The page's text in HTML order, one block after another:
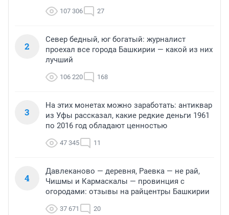
107 306 27
2
Север бедный, юг богатый: журналист
проехал все города Башкирии — какой из них
лучший
106 220 168
3
На этих монетах можно заработать: антиквар
из Уфы рассказал, какие редкие деньги 1961
по 2016 год обладают ценностью
47 345 11
4
Давлеканово — деревня, Раевка — не рай,
Чишмы и Кармаскалы — провинция с
огородами: отзывы на райцентры Башкирии
37 671 20